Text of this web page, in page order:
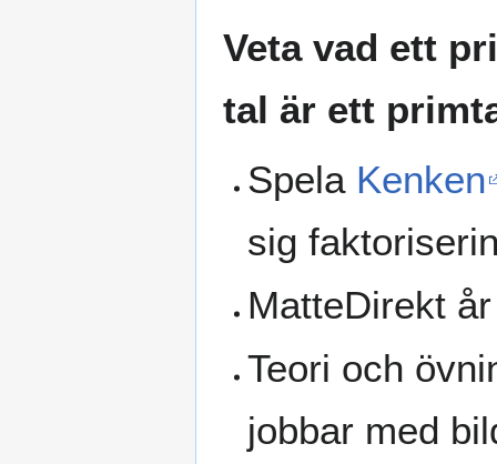
Veta vad ett
tal är ett
Spela Kenken
sig
MatteDirekt
Teori och
jobbar med